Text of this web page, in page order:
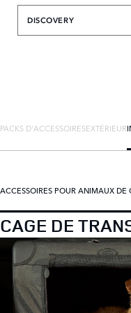
DISCOVERY
PACKS D'ACCESSOIRESEXTÉRIEUR
ACCESSOIRES POUR ANIMAUX DE
CAGE DE